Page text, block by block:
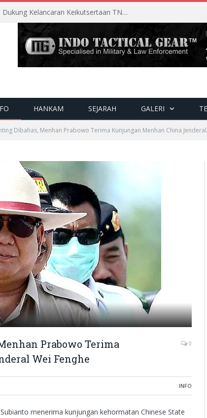
Perencanaan Matang Sopsau Dukung Kelancaran Keikutsertaan TNI AU di Pitch Black 2026
HANKAM SEJARAH GALERI
Dibahas, Menhan Prabowo Terima Kunjungan Menhan China
Prabowo Terima
Wei Fenghe
0
INFO
menerima kunjungan kehormatan Chinese State